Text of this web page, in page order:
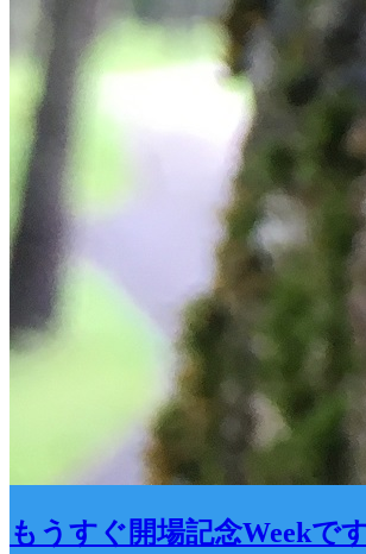
もうすぐ開場記念Weekで